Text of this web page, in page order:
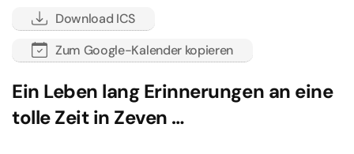
Download ICS
Zum Google-Kalender kopieren
Ein Leben lang Erinnerungen an eine
tolle Zeit in Zeven …